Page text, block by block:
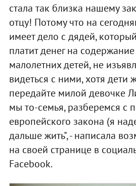
стала так близка нашему
отцу! Потому что на
имеет дело с дядей,
платит денег на
малолетних детей, не
видеться с ними, хотя дети
передайте милой девочке
мы то-семья, разберемся с
европейского закона (я
дальше жить", - написала
на своей странице в
Facebook.